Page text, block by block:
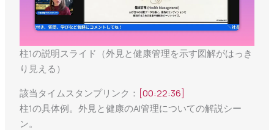
柱1の説明スライド（外見と健康管理を示す図解がはっき
り見える）
該当タイムスタンプリンク： [00:22:36]
柱1の具体例。外見と健康のAI管理についての解説シー
ン。